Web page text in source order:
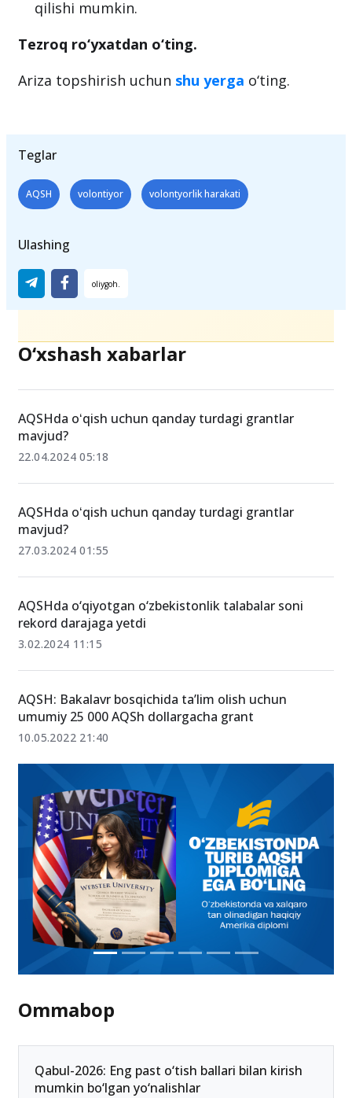
qilishi mumkin.
Tezroq ro‘yxatdan o‘ting.
Ariza topshirish uchun shu yerga o‘ting.
Teglar
AQSH volontiyor volontyorlik harakati
Ulashing
O‘xshash xabarlar
AQSHda oʻqish uchun qanday turdagi grantlar
mavjud?
22.04.2024 05:18
AQSHda oʻqish uchun qanday turdagi grantlar
mavjud?
27.03.2024 01:55
AQSHda o‘qiyotgan o‘zbekistonlik talabalar soni
rekord darajaga yetdi
3.02.2024 11:15
AQSH: Bakalavr bosqichida ta’lim olish uchun
umumiy 25 000 AQSh dollargacha grant
10.05.2022 21:40
Ommabop
Qabul-2026: Eng past o‘tish ballari bilan kirish
mumkin bo‘lgan yo‘nalishlar